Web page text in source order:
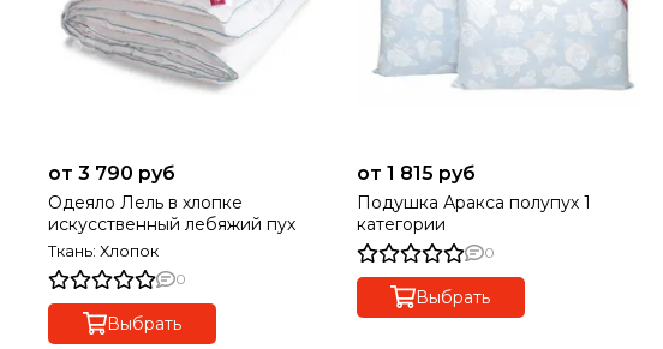
от 3 790 руб
Одеяло Лель в хлопке
искусственный лебяжий пух
Ткань: Хлопок
0
Выбрать
от 1 815 руб
Подушка Аракса полупух 1
категории
0
Выбрать